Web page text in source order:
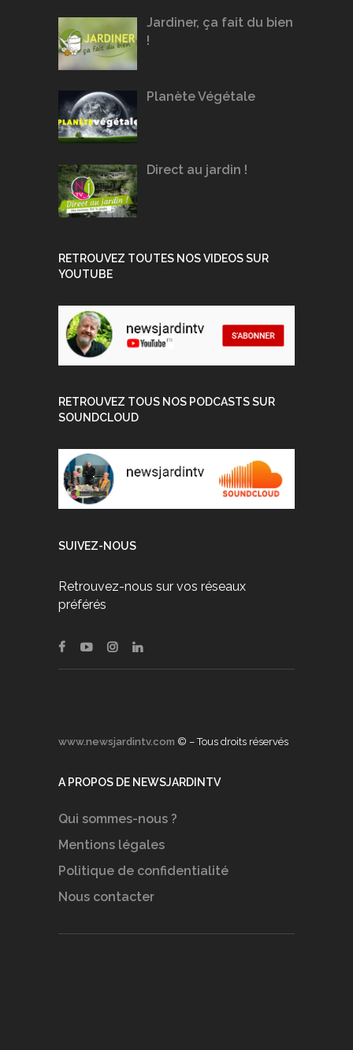
Jardiner, ça fait du bien
!
Planète Végétale
Direct au jardin !
RETROUVEZ TOUTES NOS VIDEOS SUR
YOUTUBE
RETROUVEZ TOUS NOS PODCASTS SUR
SOUNDCLOUD
SUIVEZ-NOUS
Retrouvez-nous sur vos réseaux
préférés
www.newsjardintv.com © – Tous droits réservés
A PROPOS DE NEWSJARDINTV
Qui sommes-nous ?
Mentions légales
Politique de confidentialité
Nous contacter